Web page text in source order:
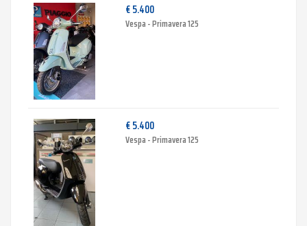
€ 5.400
Vespa - Primavera 125
€ 5.400
Vespa - Primavera 125